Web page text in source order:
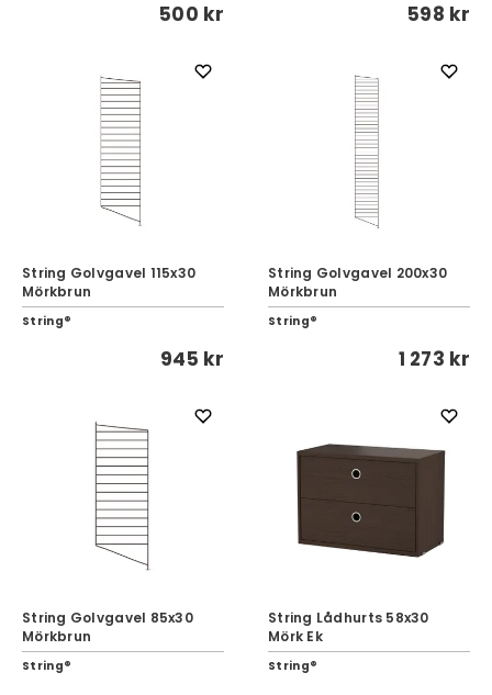
500 kr 598 kr
String Golvgavel 115x30
Mörkbrun
String®
945 kr
String Golvgavel 200x30
Mörkbrun
String®
1 273 kr
String Golvgavel 85x30
Mörkbrun
String®
String Lådhurts 58x30
Mörk Ek
String®